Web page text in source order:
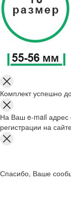
Комплект успешно
На Ваш e-mail адрес
регистрации на
Спасибо, Ваше